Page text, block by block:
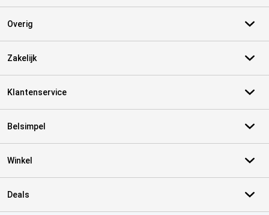
Overig
Zakelijk
Klantenservice
Belsimpel
Winkel
Deals